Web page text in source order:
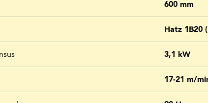
600 mm
Hatz 1B20
3,1 kW
17-21 m/